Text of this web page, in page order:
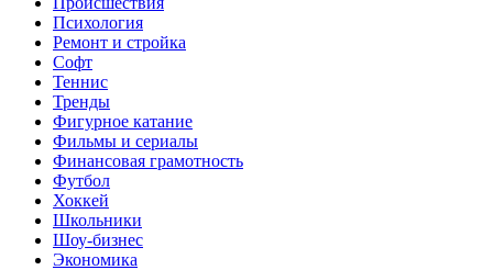
Психология
Ремонт и стройка
Софт
Теннис
Тренды
Фигурное катание
Фильмы и сериалы
Финансовая грамотность
Футбол
Хоккей
Школьники
Шоу-бизнес
Экономика